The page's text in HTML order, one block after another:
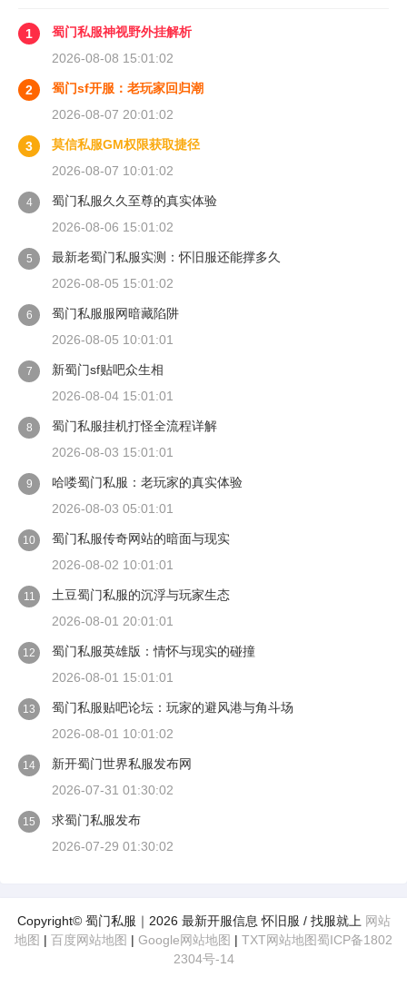
1
蜀门私服神视野外挂解析
2026-08-08 15:01:02
2
蜀门sf开服：老玩家回归潮
2026-08-07 20:01:02
3
莫信私服GM权限获取捷径
2026-08-07 10:01:02
4
蜀门私服久久至尊的真实体验
2026-08-06 15:01:02
5
最新老蜀门私服实测：怀旧服还能撑多久
2026-08-05 15:01:02
6
蜀门私服服网暗藏陷阱
2026-08-05 10:01:01
7
新蜀门sf贴吧众生相
2026-08-04 15:01:01
8
蜀门私服挂机打怪全流程详解
2026-08-03 15:01:01
9
哈喽蜀门私服：老玩家的真实体验
2026-08-03 05:01:01
10
蜀门私服传奇网站的暗面与现实
2026-08-02 10:01:01
11
土豆蜀门私服的沉浮与玩家生态
2026-08-01 20:01:01
12
蜀门私服英雄版：情怀与现实的碰撞
2026-08-01 15:01:01
13
蜀门私服贴吧论坛：玩家的避风港与角斗场
2026-08-01 10:01:02
14
新开蜀门世界私服发布网
2026-07-31 01:30:02
15
求蜀门私服发布
2026-07-29 01:30:02
Copyright© 蜀门私服｜2026 最新开服信息 怀旧服 / 找服就上 网站
地图 | 百度网站地图 | Google网站地图 | TXT网站地图蜀ICP备1802
2304号-14